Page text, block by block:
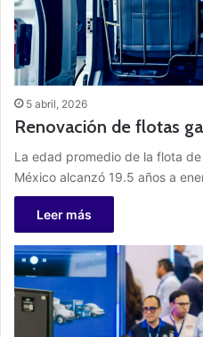
5 abril, 2026
Renovación de flotas
La edad promedio de la flota
México alcanzó 19.5 años a
Leer más